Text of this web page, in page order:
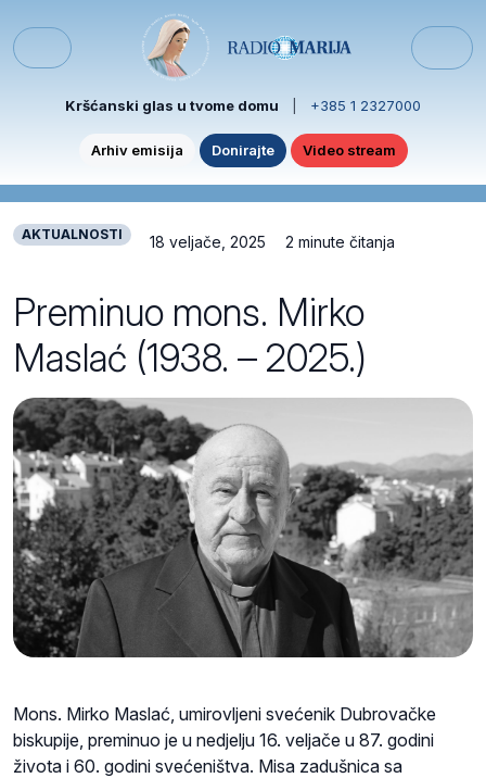
Menu
Kršćanski glas u tvome domu +385 1 2327000
Arhiv emisija Donirajte Video stream
AKTUALNOSTI 18 veljače, 2025 2 minute čitanja
Preminuo mons. Mirko
Maslać (1938. – 2025.)
Mons. Mirko Maslać, umirovljeni svećenik Dubrovačke
biskupije, preminuo je u nedjelju 16. veljače u 87. godini
života i 60. godini svećeništva. Misa zadušnica sa